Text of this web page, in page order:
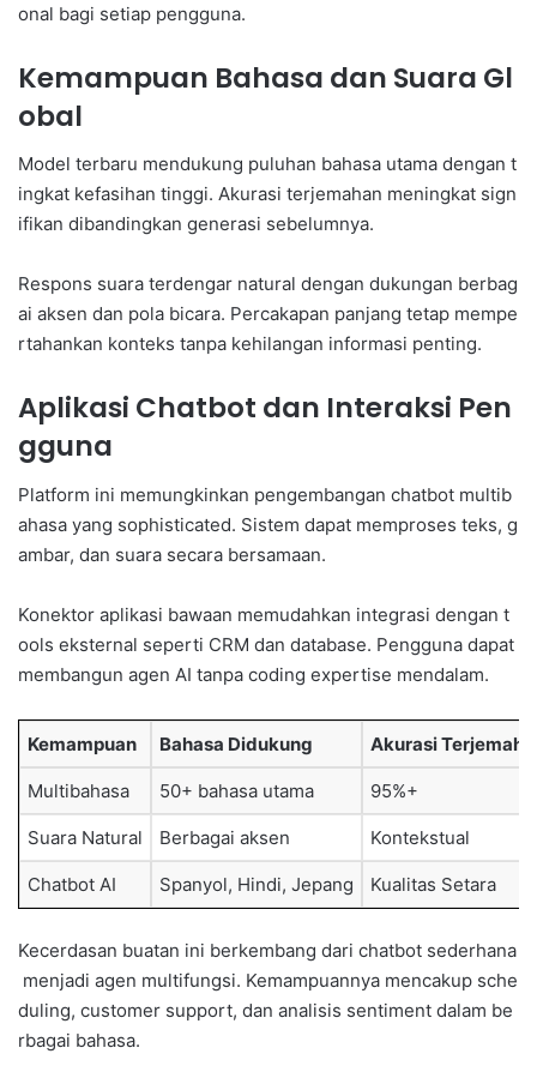
onal bagi setiap pengguna.
Kemampuan Bahasa dan Suara Gl
obal
Model terbaru mendukung puluhan bahasa utama dengan t
ingkat kefasihan tinggi. Akurasi terjemahan meningkat sign
ifikan dibandingkan generasi sebelumnya.
Respons suara terdengar natural dengan dukungan berbag
ai aksen dan pola bicara. Percakapan panjang tetap mempe
rtahankan konteks tanpa kehilangan informasi penting.
Aplikasi Chatbot dan Interaksi Pen
gguna
Platform ini memungkinkan pengembangan chatbot multib
ahasa yang sophisticated. Sistem dapat memproses teks, g
ambar, dan suara secara bersamaan.
Konektor aplikasi bawaan memudahkan integrasi dengan t
ools eksternal seperti CRM dan database. Pengguna dapat
membangun agen AI tanpa coding expertise mendalam.
Kemampuan Bahasa Didukung Akurasi
Multibahasa 50+ bahasa utama 95%+
Suara Natural Berbagai aksen Kontekstual
Chatbot AI Spanyol, Hindi, Jepang Kualitas Setara
Kecerdasan buatan ini berkembang dari chatbot sederhana
menjadi agen multifungsi. Kemampuannya mencakup sche
duling, customer support, dan analisis sentiment dalam be
rbagai bahasa.